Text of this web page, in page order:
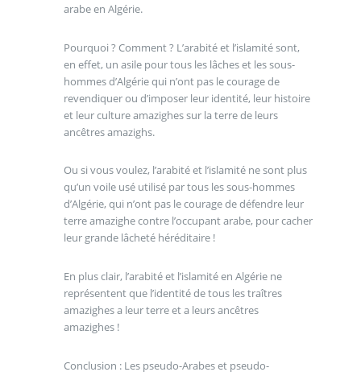
arabe en Algérie.
Pourquoi ? Comment ? L’arabité et l’islamité sont,
en effet, un asile pour tous les lâches et les sous-
hommes d’Algérie qui n’ont pas le courage de
revendiquer ou d’imposer leur identité, leur histoire
et leur culture amazighes sur la terre de leurs
ancêtres amazighs.
Ou si vous voulez, l’arabité et l’islamité ne sont plus
qu’un voile usé utilisé par tous les sous-hommes
d’Algérie, qui n’ont pas le courage de défendre leur
terre amazighe contre l’occupant arabe, pour cacher
leur grande lâcheté héréditaire !
En plus clair, l’arabité et l’islamité en Algérie ne
représentent que l’identité de tous les traîtres
amazighes a leur terre et a leurs ancêtres
amazighes !
Conclusion : Les pseudo-Arabes et pseudo-